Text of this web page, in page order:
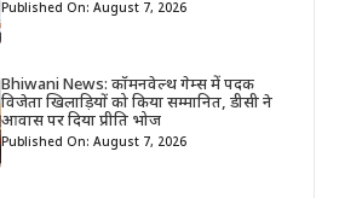
Published On: August 7, 2026
Bhiwani News: कॉमनवेल्थ गेम्स में पदक
विजेता खिलाड़ियों को किया सम्मानित, डीसी ने
आवास पर दिया प्रीति भोज
Published On: August 7, 2026